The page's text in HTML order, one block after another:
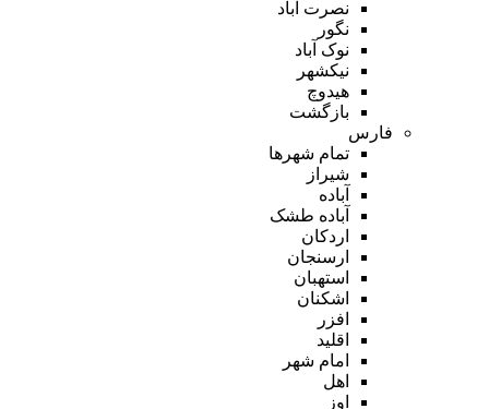
نصرت آباد
نگور
نوک آباد
نیکشهر
هیدوچ
بازگشت
فارس
تمام شهر‌ها
شیراز
آباده
آباده طشک
اردکان
ارسنجان
استهبان
اشکنان
افزر
اقلید
امام شهر
اهل
اوز